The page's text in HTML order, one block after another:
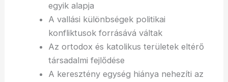
egyik alapja
A vallási különbségek politikai
konfliktusok forrásává váltak
Az ortodox és katolikus területek eltérő
társadalmi fejlődése
A keresztény egység hiánya nehezíti az